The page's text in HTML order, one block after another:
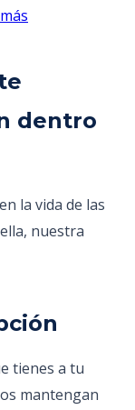
dentro
la vida de las
nuestra
tienes a tu
mantengan